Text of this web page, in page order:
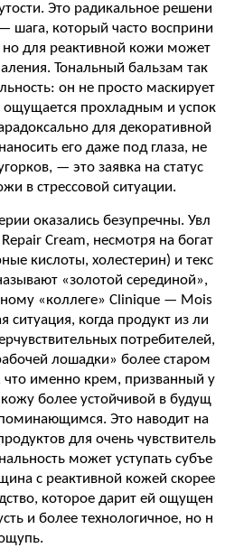
Это радикальное решени
который часто восприни
но для реактивной кожи может
Тональный бальзам так
он не просто маскирует
ощущается прохладным и успок
для декоративной
его даже под глаза, не
— это заявка на статус
в стрессовой ситуации.
оказались безупречны. Увл
Cream, несмотря на богат
кислоты, холестерин) и текс
«золотой серединой»,
«коллеге» Clinique — Mois
ситуация, когда продукт из ли
потребителей,
лошадки» более старом
что именно крем, призванный у
более устойчивой в будущ
Это наводит на
для очень чувствитель
может уступать субъе
с реактивной кожей скорее
которое дарит ей ощущен
и более технологичное, но н